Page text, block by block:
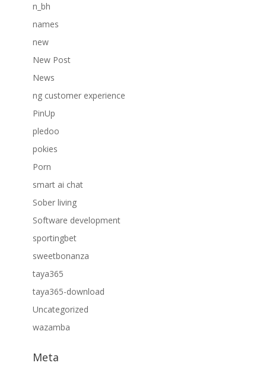
n_bh
names
new
New Post
News
ng customer experience
PinUp
pledoo
pokies
Porn
smart ai chat
Sober living
Software development
sportingbet
sweetbonanza
taya365
taya365-download
Uncategorized
wazamba
Meta